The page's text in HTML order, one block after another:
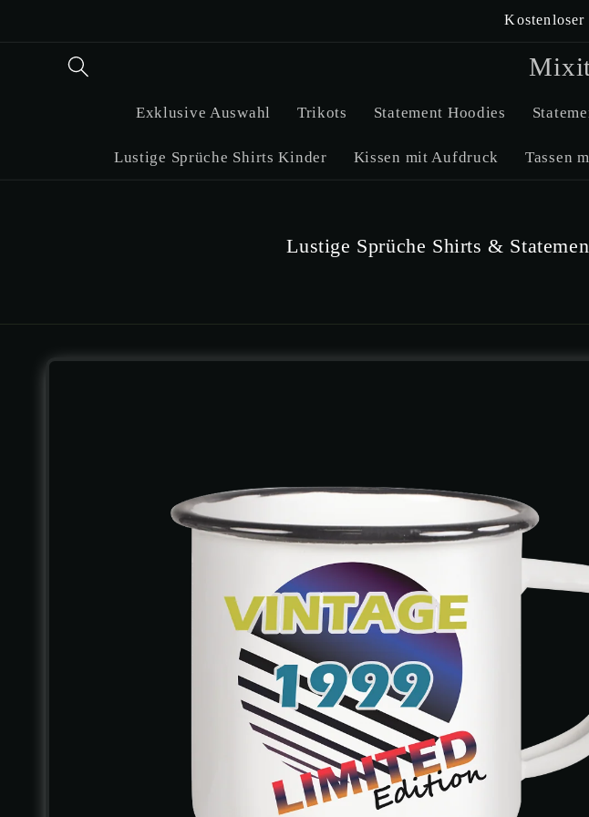
Kostenloser
Exklusive Auswahl Trikots Statement Hoodies
Lustige Sprüche Shirts Kinder Kissen mit Aufdruck Tassen
Lustige Sprüche Shirts &